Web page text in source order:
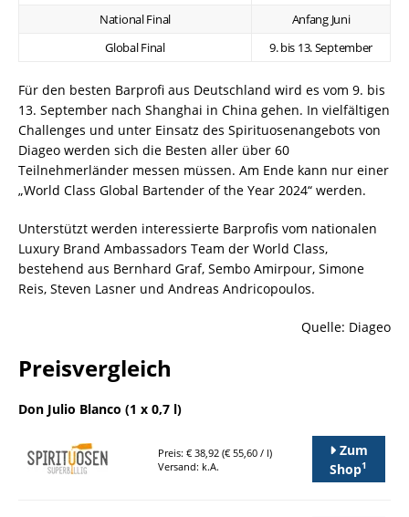
National Final
Anfang Juni
Global Final
9. bis 13. September
Für den besten Barprofi aus Deutschland wird es vom 9. bis
13. September nach Shanghai in China gehen. In vielfältigen
Challenges und unter Einsatz des Spirituosenangebots von
Diageo werden sich die Besten aller über 60
Teilnehmerländer messen müssen. Am Ende kann nur einer
„World Class Global Bartender of the Year 2024“ werden.
Unterstützt werden interessierte Barprofis vom nationalen
Luxury Brand Ambassadors Team der World Class,
bestehend aus Bernhard Graf, Sembo Amirpour, Simone
Reis, Steven Lasner und Andreas Andricopoulos.
Quelle: Diageo
Preisvergleich
Don Julio Blanco (1 x 0,7 l)
Preis: € 38,92 (€ 55,60 / l)
Versand: k.A.
Zum
Shop1